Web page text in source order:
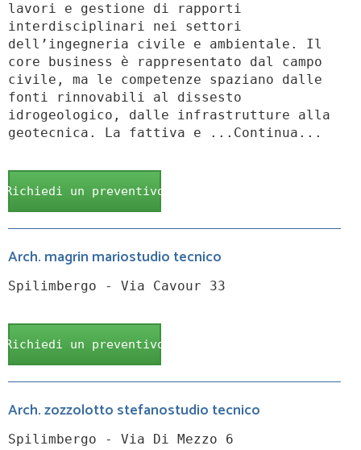
lavori e gestione di rapporti
interdisciplinari nei settori
dell’ingegneria civile e ambientale. Il
core business è rappresentato dal campo
civile, ma le competenze spaziano dalle
fonti rinnovabili al dissesto
idrogeologico, dalle infrastrutture alla
geotecnica. La fattiva e ...Continua...
Richiedi un preventivo
Arch. magrin mariostudio tecnico
Spilimbergo - Via Cavour 33
Richiedi un preventivo
Arch. zozzolotto stefanostudio tecnico
Spilimbergo - Via Di Mezzo 6